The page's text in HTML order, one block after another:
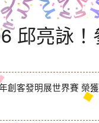
邱亮詠
創客發明展世界賽 榮